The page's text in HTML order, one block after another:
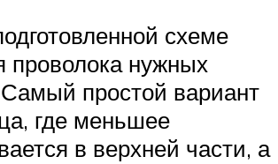
схеме
проволока нужных
простой вариант
где меньшее
в верхней части, а